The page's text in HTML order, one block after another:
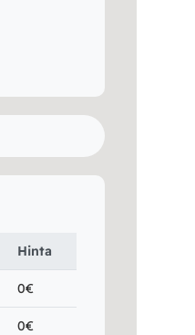
Hinta
0€
0€